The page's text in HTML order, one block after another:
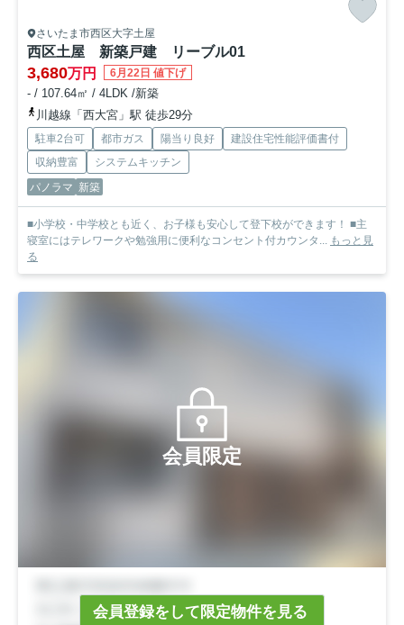
さいたま市西区大字土屋
西区土屋 新築戸建 リーブル01
3,680万円 6月22日 値下げ
- / 107.64㎡ / 4LDK /新築
川越線「西大宮」駅 徒歩29分
駐車2台可 都市ガス 陽当り良好
建設住宅性能評価書付
収納豊富
システムキッチン
パノラマ 新築
■小学校・中学校とも近く、お子様も安心して登下校ができます！ ■主
寝室にはテレワークや勉強用に便利なコンセント付カウンタ...
もっと見
る
会員限定
会員登録をして限定物件を見る